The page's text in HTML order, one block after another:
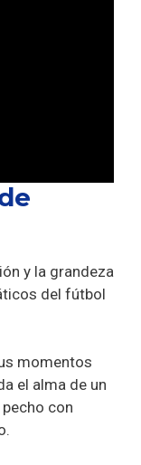
y la grandeza
del fútbol
momentos
el alma de un
con